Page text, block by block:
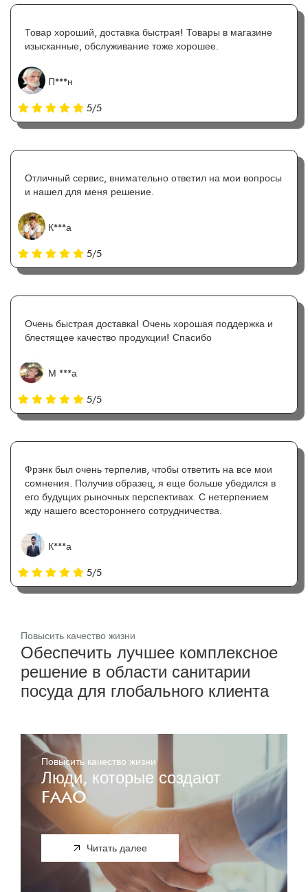
Товар хороший, доставка быстрая! Товары в магазине
изысканные, обслуживание тоже хорошее.
П***н
5/5
Отличный сервис, внимательно ответил на мои вопросы
и нашел для меня решение.
К***а
5/5
Очень быстрая доставка! Очень хорошая поддержка и
блестящее качество продукции! Спасибо
М ***а
5/5
Фрэнк был очень терпелив, чтобы ответить на все мои
сомнения. Получив образец, я еще больше убедился в
его будущих рыночных перспективах. С нетерпением
жду нашего всестороннего сотрудничества.
К***а
5/5
Повысить качество жизни
Обеспечить лучшее комплексное
решение в области санитарии
посуда для глобального клиента
Повысить качество жизни
Люди, которые создают
FAAO
Читать далее